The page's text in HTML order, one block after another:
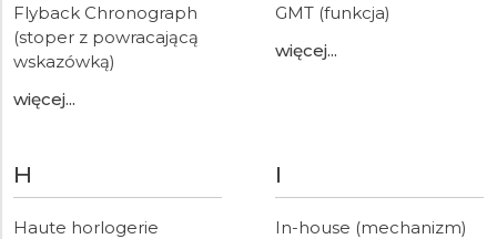
Flyback Chronograph
(stoper z powracającą
wskazówką)
więcej...
GMT (funkcja)
więcej...
H
Haute horlogerie
I
In-house (mechanizm)